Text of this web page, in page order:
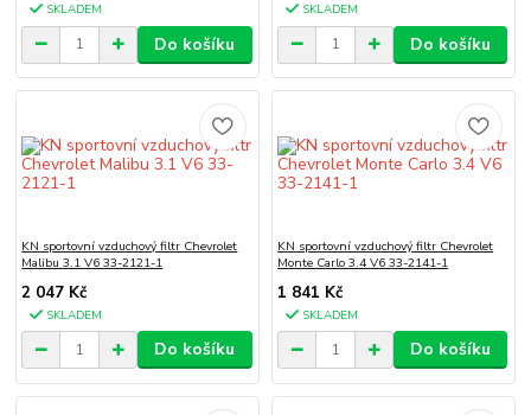
SKLADEM
Do košíku
SKLADEM
Do košíku
KN sportovní vzduchový filtr Chevrolet
Malibu 3.1 V6 33-2121-1
2 047 Kč
SKLADEM
Do košíku
KN sportovní vzduchový filtr Chevrolet
Monte Carlo 3.4 V6 33-2141-1
1 841 Kč
SKLADEM
Do košíku